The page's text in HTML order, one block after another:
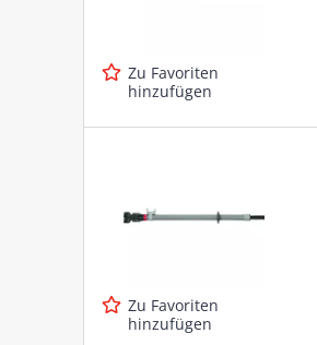
Zu Favoriten
hinzufügen
Zu Favoriten
hinzufügen